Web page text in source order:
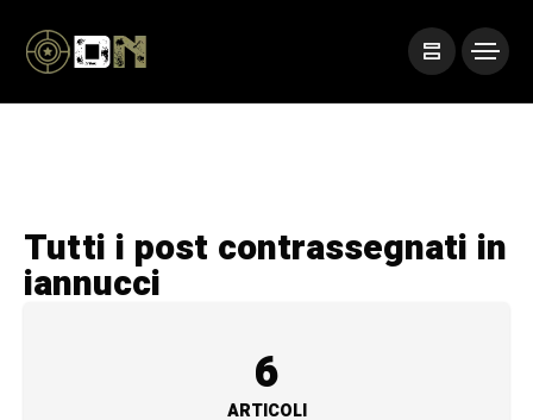
Tutti i post contrassegnati in
iannucci
6
ARTICOLI